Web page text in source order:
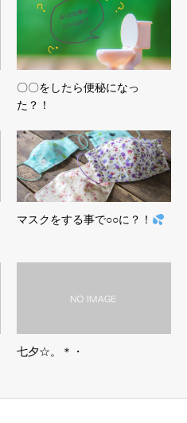
〇〇をしたら便秘になっ
た？！
マスクをする事で○○に？！
七夕☆。＊・